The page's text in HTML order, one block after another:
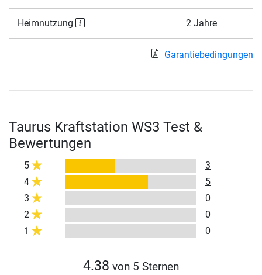
Heimnutzung 2 Jahre
Garantiebedingungen
Taurus Kraftstation WS3 Test &
Bewertungen
5
3
4
5
3
0
2
0
1
0
4.38 von 5 Sternen